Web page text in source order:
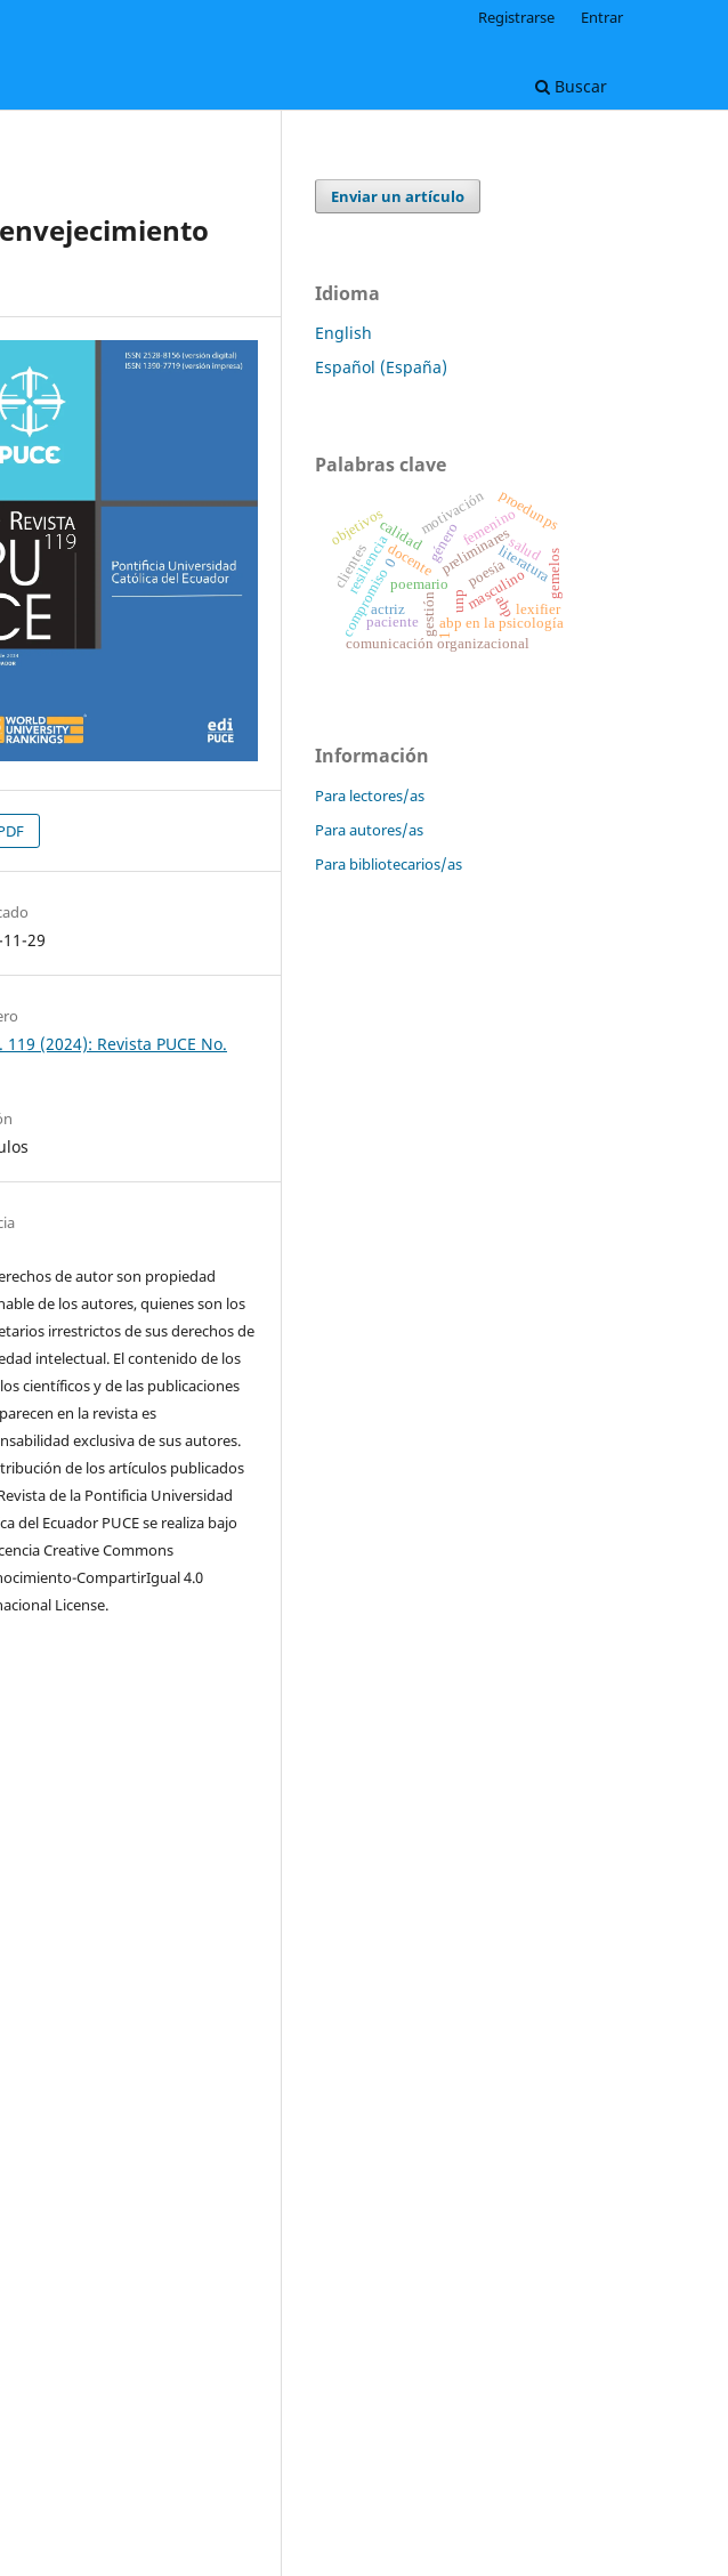
Buscar
Registrarse Entrar
29
119 (2024): Revista PUCE No.
de autor son propiedad
de los autores, quienes son los
irrestrictos de sus derechos de
intelectual. El contenido de los
científicos y de las publicaciones
en la revista es
exclusiva de sus autores.
de los artí­culos publicados
de la Pontificia Universidad
del Ecuador PUCE se realiza bajo
Creative Commons
CompartirIgual 4.0
License.
Enviar un artículo
Idioma
English
Español (España)
Palabras clave
preliminares
poesíaliteratura
poemario
género
actriz masculino
femenino
0
calidad salud
paciente gestión abp
abp en la psicología
gemelos
resiliencia
1
motivación
compromiso
docente
proedunps
unp
clientes
comunicación organizacional
objetivos
lexifier
Información
Para lectores/as
Para autores/as
Para bibliotecarios/as